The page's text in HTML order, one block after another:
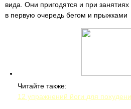
вида. Они пригодятся и при
в первую очередь бегом и прыжками
Читайте также:
12 упражнений йоги для